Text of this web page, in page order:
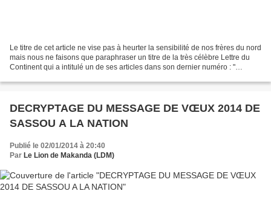
Le titre de cet article ne vise pas à heurter la sensibilité de nos frères du nord
mais nous ne faisons que paraphraser un titre de la très célèbre Lettre du
Continent qui a intitulé un de ses articles dans son dernier numéro : "
DECRYPTAGE DU MESSAGE DE VŒUX 2014 DE
SASSOU A LA NATION
Publié le 02/01/2014 à 20:40
Par Le Lion de Makanda (LDM)